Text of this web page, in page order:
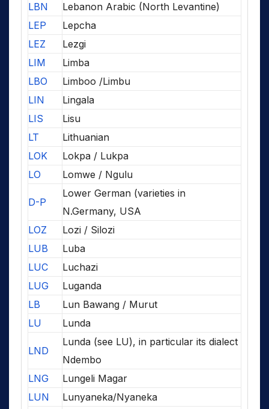
LBN
Lebanon Arabic (North Levantine)
LEP
Lepcha
LEZ
Lezgi
LIM
Limba
LBO
Limboo /Limbu
LIN
Lingala
LIS
Lisu
LT
Lithuanian
LOK
Lokpa / Lukpa
LO
Lomwe / Ngulu
D-P
Lower German (varieties in
N.Germany, USA
LOZ
Lozi / Silozi
LUB
Luba
LUC
Luchazi
LUG
Luganda
LB
Lun Bawang / Murut
LU
Lunda
LND
Lunda (see LU), in particular its dialect
Ndembo
LNG
Lungeli Magar
LUN
Lunyaneka/Nyaneka